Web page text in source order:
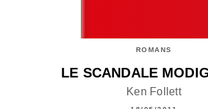
ROMANS
LE SCANDALE
Ken Follett